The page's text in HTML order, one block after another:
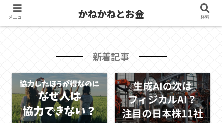
新着記事
メニュー かねかねとお金 検索